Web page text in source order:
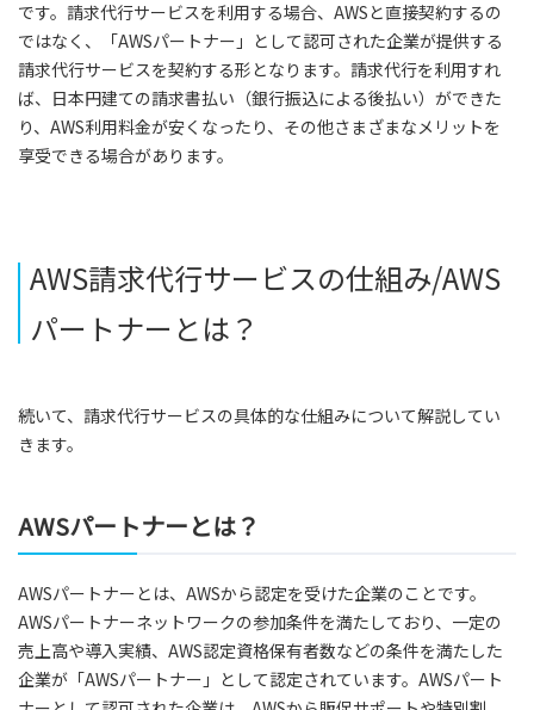
です。請求代行サービスを利用する場合、AWSと直接契約するの
ではなく、「AWSパートナー」として認可された企業が提供する
請求代行サービスを契約する形となります。請求代行を利用すれ
ば、日本円建ての請求書払い（銀行振込による後払い）ができた
り、AWS利用料金が安くなったり、その他さまざまなメリットを
享受できる場合があります。
AWS請求代行サービスの仕組み/AWS
パートナーとは？
続いて、請求代行サービスの具体的な仕組みについて解説してい
きます。
AWSパートナーとは？
AWSパートナーとは、AWSから認定を受けた企業のことです。
AWSパートナーネットワークの参加条件を満たしており、一定の
売上高や導入実績、AWS認定資格保有者数などの条件を満たした
企業が「AWSパートナー」として認定されています。AWSパート